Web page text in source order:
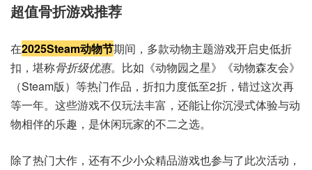
超值骨折游戏推荐
在2025Steam动物节期间，多款动物主题游戏开启史低折
扣，堪称骨折级优惠。比如《动物园之星》《动物森友会》
（Steam版）等热门作品，折扣力度低至2折，错过这次再
等一年。这些游戏不仅玩法丰富，还能让你沉浸式体验与动
物相伴的乐趣，是休闲玩家的不二之选。
除了热门大作，还有不少小众精品游戏也参与了此次活动，